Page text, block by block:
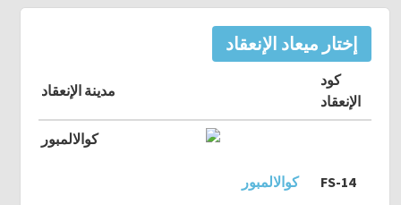
إختار ميعاد الإنعقاد
كود
الإنعقاد
مدينة الإنعقاد
FS-14 كوالالمبور